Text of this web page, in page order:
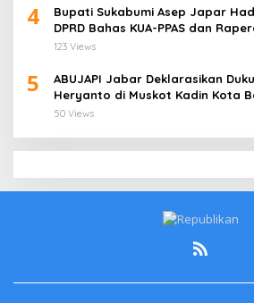
4
Bupati Sukabumi Asep Japar
DPRD Bahas KUA-PPAS dan
123 Views
5
ABUJAPI Jabar Deklarasikan
Heryanto di Muskot Kadin Kota
50 Views